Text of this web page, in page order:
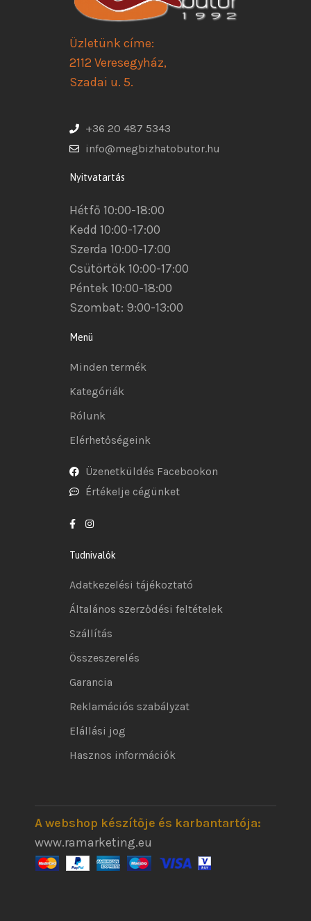
Üzletünk címe:
2112 Veresegyház,
Szadai u. 5.
+36 20 487 5343
info@megbizhatobutor.hu
Nyitvatartás
Hétfő 10:00-18:00
Kedd 10:00-17:00
Szerda 10:00-17:00
Csütörtök 10:00-17:00
Péntek 10:00-18:00
Szombat: 9:00-13:00
Menü
Minden termék
Kategóriák
Rólunk
Elérhetőségeink
Üzenetküldés Facebookon
Értékelje cégünket
Tudnivalók
Adatkezelési tájékoztató
Általános szerződési feltételek
Szállítás
Összeszerelés
Garancia
Reklamációs szabályzat
Elállási jog
Hasznos információk
A webshop készítője és karbantartója:
www.ramarketing.eu